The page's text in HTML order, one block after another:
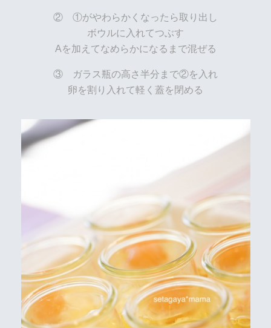
② ①がやわらかくなったら取り出し
ボウルに入れてつぶす
Aを加えてなめらかになるまで混ぜる
③ ガラス瓶の高さ半分まで②を入れ
卵を割り入れて軽く蓋を閉める